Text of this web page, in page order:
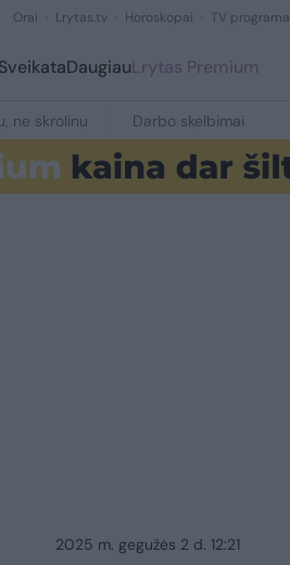
Orai Lrytas.tv Horoskopai TV programa
SveikataDaugiauLrytas Premium
ne skrolinu Darbo skelbimai
2025 m. gegužės 2 d. 12:21